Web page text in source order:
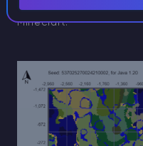
Minecraft.